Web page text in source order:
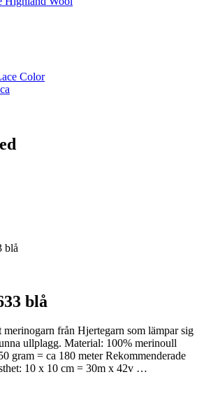
Color
blå
blå
från Hjertegarn som lämpar sig
ullplagg. Material: 100% merinoull
gram = ca 180 meter Rekommenderade
10 x 10 cm = 30m x 42v …